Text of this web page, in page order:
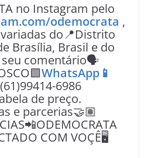
no Instagram pelo
odemocrata ,
do📍Distrito
Brasília, Brasil e do
seu comentário🗣
WhatsApp📱
6986
de preço.
e parcerias🤝🏽
COM VOÇÊ🖥️